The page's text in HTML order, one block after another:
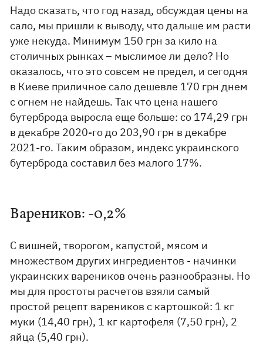
Надо сказать, что год назад, обсуждая цены на
сало, мы пришли к выводу, что дальше им расти
уже некуда. Минимум 150 грн за кило на
столичных рынках – мыслимое ли дело? Но
оказалось, что это совсем не предел, и сегодня
в Киеве приличное сало дешевле 170 грн днем
с огнем не найдешь. Так что цена нашего
бутерброда выросла еще больше: со 174,29 грн
в декабре 2020-го до 203,90 грн в декабре
2021-го. Таким образом, индекс украинского
бутерброда составил без малого 17%.
Вареников: -0,2%
С вишней, творогом, капустой, мясом и
множеством других ингредиентов - начинки
украинских вареников очень разнообразны. Но
мы для простоты расчетов взяли самый
простой рецепт вареников с картошкой: 1 кг
муки (14,40 грн), 1 кг картофеля (7,50 грн), 2
яйца (5,40 грн).